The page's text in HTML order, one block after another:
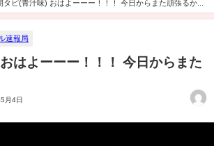
朝タピ(青汁味) おはよーーー！！！ 今日からまた頑張るか...
速報局
はよーーー！！！ 今日からまた
月4日